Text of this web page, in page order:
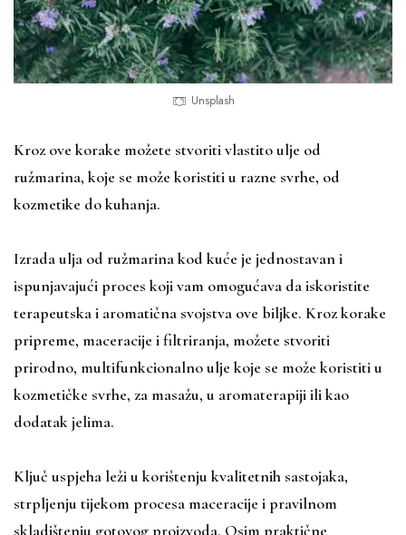
Unsplash
Kroz ove korake možete stvoriti vlastito ulje od
ružmarina, koje se može koristiti u razne svrhe, od
kozmetike do kuhanja.
Izrada ulja od ružmarina kod kuće je jednostavan i
ispunjavajući proces koji vam omogućava da iskoristite
terapeutska i aromatična svojstva ove biljke. Kroz korake
pripreme, maceracije i filtriranja, možete stvoriti
prirodno, multifunkcionalno ulje koje se može koristiti u
kozmetičke svrhe, za masažu, u aromaterapiji ili kao
dodatak jelima.
Ključ uspjeha leži u korištenju kvalitetnih sastojaka,
strpljenju tijekom procesa maceracije i pravilnom
skladištenju gotovog proizvoda. Osim praktične